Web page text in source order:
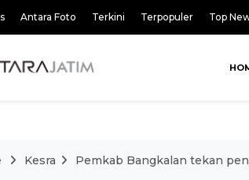
Antara Foto Terkini Terpopuler Top
Kesra Pemkab Bangkalan tekan